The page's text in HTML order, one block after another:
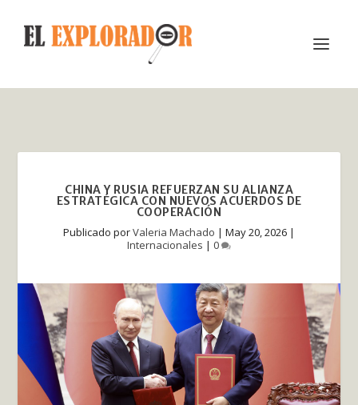
CHINA Y RUSIA REFUERZAN SU ALIANZA
ESTRATÉGICA CON NUEVOS ACUERDOS DE
COOPERACIÓN
Publicado porValeria Machado | May 20, 2026 |
Internacionales | 0